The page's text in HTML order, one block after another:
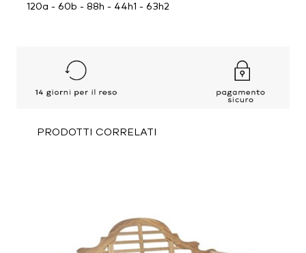
120a - 60b - 88h - 44h1 - 63h2
PRODOTTI CORRELATI